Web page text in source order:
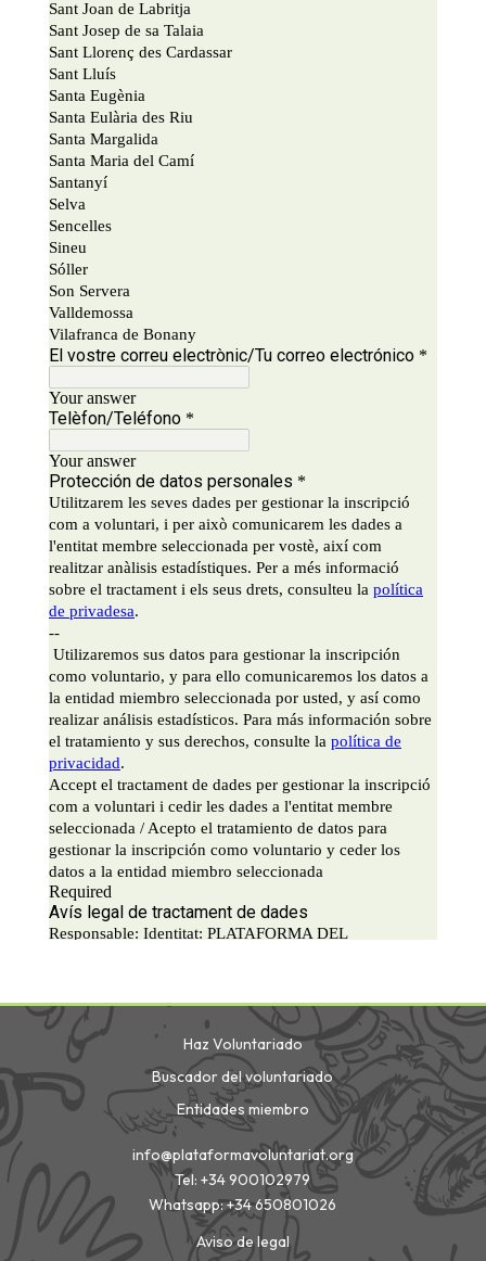
Haz Voluntariado
Buscador del voluntariado
Entidades miembro
info@plataformavoluntariat.org
Tel: +34 900102979
Whatsapp: +34 650801026
Aviso de legal